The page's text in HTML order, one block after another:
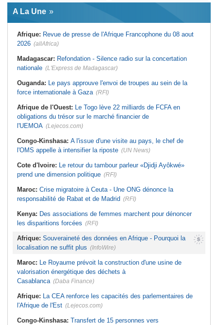
santé dans un message publié sur X
Afrique:Etats généraux de
rupture
Sénégal:Élections locales au pays
- Les retards du calendrier
alimentent les soupçons d'un report
Mali:10 ressortissants chinois ont
été arrêtés pour l'ouverture d'un
casino clandestin
l'Afrique francophone du 07 août
2026
mortalité maternelle - La SOGOB
forme les sages-femmes à la
prévention de l'hémorragie du post-
partum
agents de sécurité, selon des
huit nations qualifiés pour les quarts
de finale
Maroc:Au-délà du communiqué -
Ce que révèle le discours du
de Sebta
Tunisie:Basket - Eliminatoires
mondial Qatar 2027 - Second tour -
A La Une
Afrique: Revue de presse de l'Afrique Francophone du 08 aout
2026 (allAfrica)
Madagascar: Refondation - Silence radio sur la concertation
nationale (L'Express de Madagascar)
Ouganda: Le pays approuve l'envoi de troupes au sein de la
force internationale à Gaza (RFI)
Afrique de l'Ouest: Le Togo lève 22 milliards de FCFA en
obligations du trésor sur le marché financier de
l'UEMOA (Lejecos.com)
Congo-Kinshasa: A l'issue d'une visite au pays, le chef de
l'OMS appelle à intensifier la riposte (UN News)
Cote d'Ivoire: Le retour du tambour parleur «Djidji Ayôkwé»
prend une dimension politique (RFI)
Maroc: Crise migratoire à Ceuta - Une ONG dénonce la
responsabilité de Rabat et de Madrid (RFI)
Kenya: Des associations de femmes marchent pour dénoncer
les disparitions forcées (RFI)
Afrique: Souveraineté des données en Afrique - Pourquoi la
localisation ne suffit plus (InfoWire)
Maroc: Le Royaume prévoit la construction d'une usine de
valorisation énergétique des déchets à
Casablanca (Daba Finance)
Afrique: La CEA renforce les capacités des parlementaires de
l'Afrique de l'Est (Lejecos.com)
Congo-Kinshasa: Transfert de 15 personnes vers